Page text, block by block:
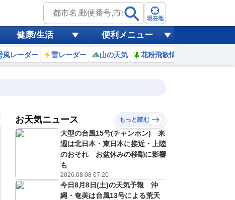
現在地
健康/生活 便利メニュー
風レーダー 雷レーダー 山の天気 花粉飛散情報
0ミリ
9日(日)
0
0ミリ
19℃
1
0 ミリ
19 ℃
2
0
19 ℃
3
18 ℃
4
18
お天気ニュース もっと読む
大型の台風15号(チャンホン) 来
週は北日本・東日本に接近・上陸
のおそれ お盆休みの移動に影響
も
2026.08.08 07:20
今日8月8日(土)の天気予報 沖
縄・奄美は台風13号による荒天